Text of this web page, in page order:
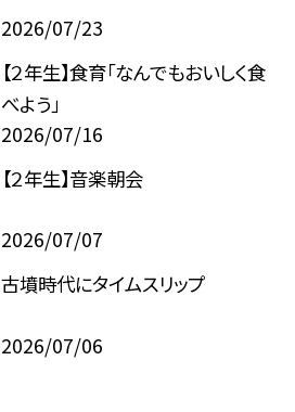
2026/07/23
【２年生】食育「なんでもおいしく食
べよう」
2026/07/16
【２年生】音楽朝会
2026/07/07
古墳時代にタイムスリップ
2026/07/06